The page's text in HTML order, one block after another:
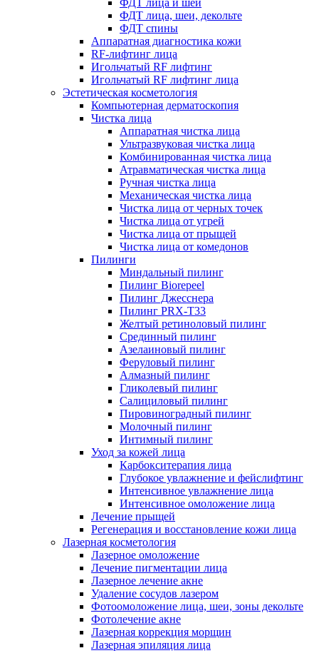
ФДТ лица и шеи
ФДТ лица, шеи, декольте
ФДТ спины
Аппаратная диагностика кожи
RF-лифтинг лица
Игольчатый RF лифтинг
Игольчатый RF лифтинг лица
Эстетическая косметология
Компьютерная дерматоскопия
Чистка лица
Аппаратная чистка лица
Ультразвуковая чистка лица
Комбинированная чистка лица
Атравматическая чистка лица
Ручная чистка лица
Механическая чистка лица
Чистка лица от черных точек
Чистка лица от угрей
Чистка лица от прыщей
Чистка лица от комедонов
Пилинги
Миндальный пилинг
Пилинг Biorepeel
Пилинг Джесснера
Пилинг PRX-T33
Желтый ретиноловый пилинг
Срединный пилинг
Азелаиновый пилинг
Феруловый пилинг
Алмазный пилинг
Гликолевый пилинг
Салициловый пилинг
Пировиноградный пилинг
Молочный пилинг
Интимный пилинг
Уход за кожей лица
Карбокситерапия лица
Глубокое увлажнение и фейслифтинг
Интенсивное увлажнение лица
Интенсивное омоложение лица
Лечение прыщей
Регенерация и восстановление кожи лица
Лазерная косметология
Лазерное омоложение
Лечение пигментации лица
Лазерное лечение акне
Удаление сосудов лазером
Фотоомоложение лица, шеи, зоны декольте
Фотолечение акне
Лазерная коррекция морщин
Лазерная эпиляция лица